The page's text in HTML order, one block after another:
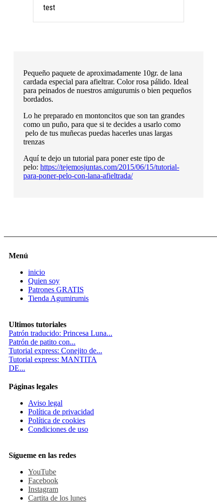
test
Pequeño paquete de aproximadamente 10gr. de lana
cardada especial para afieltrar. Color rosa pálido. Ideal
para peinados de nuestros amigurumis o bien pequeños
bordados.
Lo he preparado en montoncitos que son tan grandes
como un puño, para que si te decides a usarlo como
pelo de tus muñecas puedas hacerles unas largas
trenzas
Aquí te dejo un tutorial para poner este tipo de
pelo: https://tejemosjuntas.com/2015/06/15/tutorial-
para-poner-pelo-con-lana-afieltrada/
Menú
inicio
Quien soy
Patrones GRATIS
Tienda Agumirumis
Ultimos tutoriales
Patrón traducido: Princesa Luna...
Patrón de patito con...
Tutorial express: Conejito de...
Tutorial express: MANTITA
DE...
Páginas legales
Aviso legal
Política de privacidad
Política de cookies
Condiciones de uso
Sígueme en las redes
YouTube
Facebook
Instagram
Cartita de los lunes